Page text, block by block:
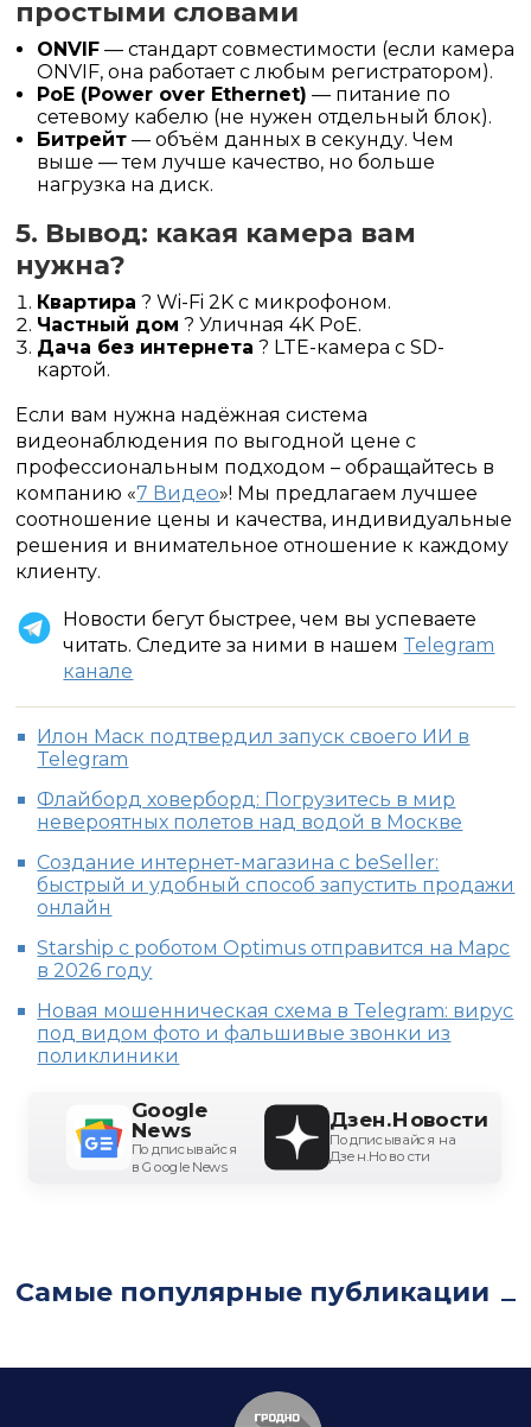
простыми словами
ONVIF — стандарт совместимости (если камера
ONVIF, она работает с любым регистратором).
PoE (Power over Ethernet) — питание по
сетевому кабелю (не нужен отдельный блок).
Битрейт — объём данных в секунду. Чем
выше — тем лучше качество, но больше
нагрузка на диск.
5. Вывод: какая камера вам
нужна?
Квартира ? Wi-Fi 2K с микрофоном.
Частный дом ? Уличная 4K PoE.
Дача без интернета ? LTE-камера с SD-
картой.
Если вам нужна надёжная система
видеонаблюдения по выгодной цене с
профессиональным подходом – обращайтесь в
компанию «7 Видео»! Мы предлагаем лучшее
соотношение цены и качества, индивидуальные
решения и внимательное отношение к каждому
клиенту.
Новости бегут быстрее, чем вы успеваете
читать. Следите за ними в нашем Telegram
канале
Илон Маск подтвердил запуск своего ИИ в
Telegram
Флайборд ховерборд: Погрузитесь в мир
невероятных полетов над водой в Москве
Создание интернет-магазина с beSeller:
быстрый и удобный способ запустить продажи
онлайн
Starship с роботом Optimus отправится на Марс
в 2026 году
Новая мошенническая схема в Telegram: вирус
под видом фото и фальшивые звонки из
поликлиники
Google
News
Подписывайся
в Google News
Дзен.Новости
Подписывайся на
Дзен.Новости
Самые популярные публикации